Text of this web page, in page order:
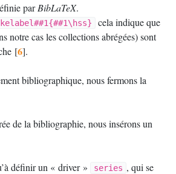
parBibLaTeX.
cela indique que
notre cas les collections abrégées) sont
[6].
bibliographique, nous fermons la
de la bibliographie, nous insérons un
définir un « driver » series , qui se